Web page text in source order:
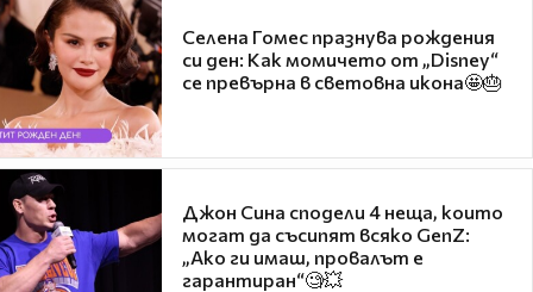
Селена Гомес празнува рождения
си ден: Как момичето от „Disney“
се превърна в световна икона🤩🎂
Джон Сина сподели 4 неща, които
могат да съсипят всяко GenZ:
„Ако ги имаш, провалът е
гарантиран“🧐💥